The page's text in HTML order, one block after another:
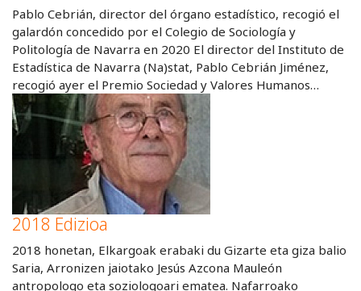
Pablo Cebrián, director del órgano estadístico, recogió el
galardón concedido por el Colegio de Sociología y
Politología de Navarra en 2020 El director del Instituto de
Estadística de Navarra (Na)stat, Pablo Cebrián Jiménez,
recogió ayer el Premio Sociedad y Valores Humanos…
2018 Edizioa
2018 honetan, Elkargoak erabaki du Gizarte eta giza balio
Saria, Arronizen jaiotako Jesús Azcona Mauleón
antropologo eta soziologoari ematea. Nafarroako